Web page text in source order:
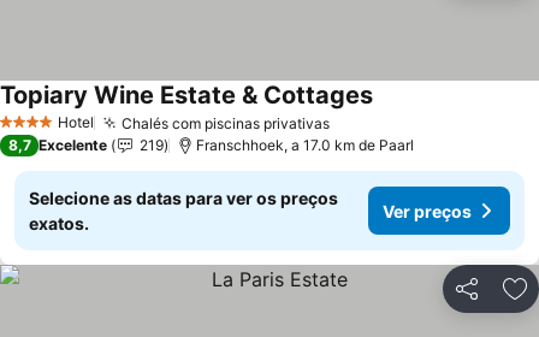
4 EstrelasHotel Chalés com piscinas privativasVer preços
Topiary Wine Estate & CottagesVer preços
8,7 Excelente 219 Franschhoek, a 17.0 km de Paarl
Selecione as datas para ver os preços
exatos.
Ver preços
Partilhar